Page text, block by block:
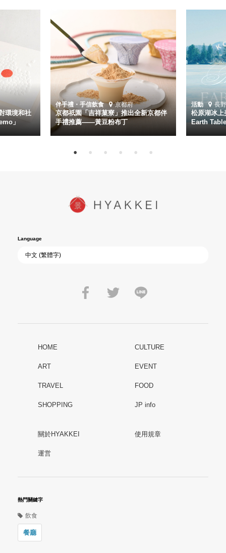
環境和社
」
伴手禮・手信飲食 京都府
京都祇園「吉祥菓寮」推出全新京都伴
手禮推薦——黃豆粉布丁
活動 長
松原湖冰
Earth
Language
HOME CULTURE
ART EVENT
TRAVEL FOOD
SHOPPING JP info
關於HYAKKEI 使用規章
運営
熱門關鍵字
飲食
餐廳